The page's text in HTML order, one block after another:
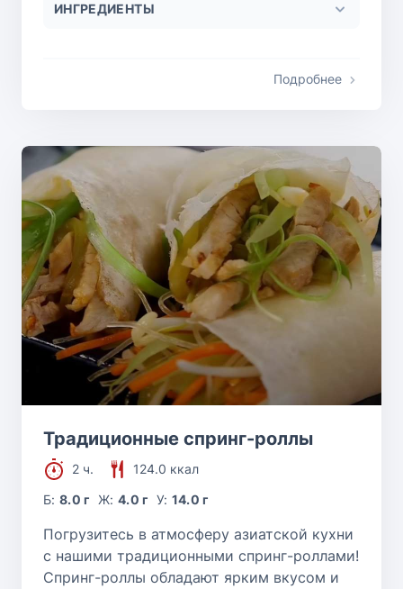
ИНГРЕДИЕНТЫ
Подробнее
Традиционные спринг-роллы
2 ч.
124.0 ккал
Б:8.0 г Ж: 4.0 г У: 14.0 г
Погрузитесь в атмосферу азиатской кухни
с нашими традиционными спринг-роллами!
Спринг-роллы обладают ярким вкусом и